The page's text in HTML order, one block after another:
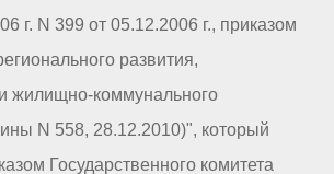
г. N 399 от 05.12.2006 г., приказом
развития,
жилищно-коммунального
N 558, 28.12.2010)", который
Государственного комитета